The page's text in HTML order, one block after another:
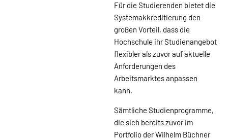
Für die Studierenden bietet die
Systemakkreditierung den
großen Vorteil, dass die
Hochschule ihr Studienangebot
flexibler als zuvor auf aktuelle
Anforderungen des
Arbeitsmarktes anpassen
kann.
Sämtliche Studienprogramme,
die sich bereits zuvor im
Portfolio der Wilhelm Büchner